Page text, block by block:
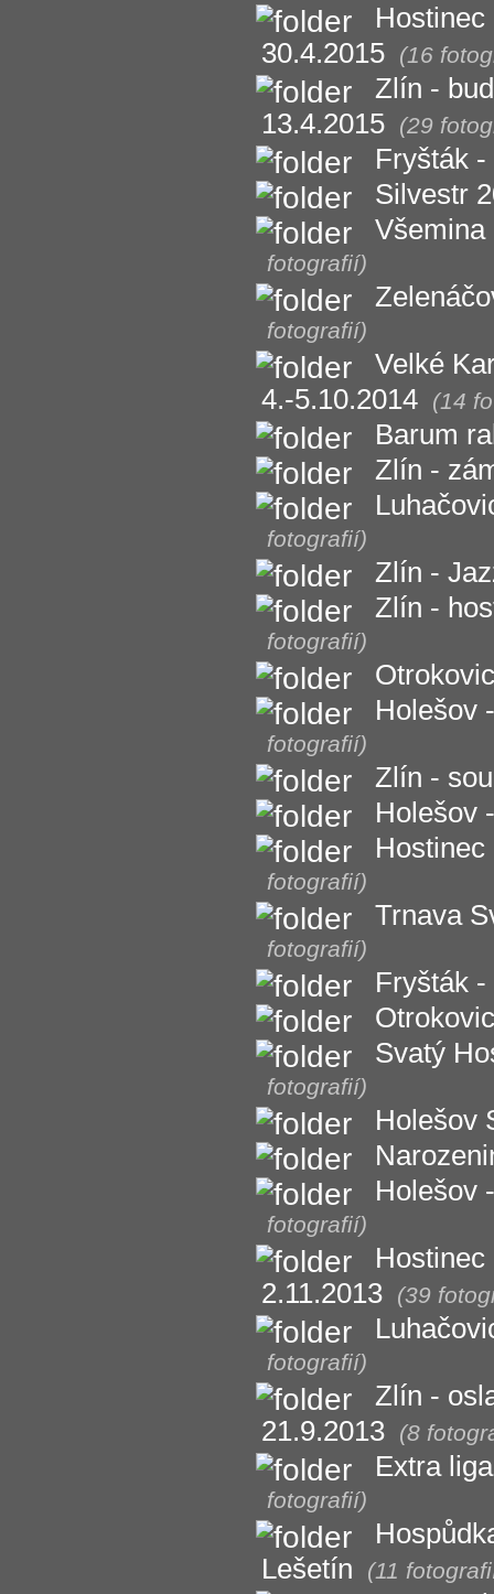
30.4.2015
(16
Zlín -
13.4.2015
(29
Fryšták
Silvestr
Všemina
fotografií)
fotografií)
Velké
4.-5.10.2014
(14
Barum
Zlín -
fotografií)
Zlín -
Zlín -
fotografií)
Holešov
fotografií)
Zlín -
Holešov
fotografií)
Trnava
fotografií)
Fryšták
Svatý
fotografií)
Holešov
Holešov
fotografií)
2.11.2013
(39
fotografií)
Zlín -
21.9.2013
(8
Extra
fotografií)
Lešetín
(11